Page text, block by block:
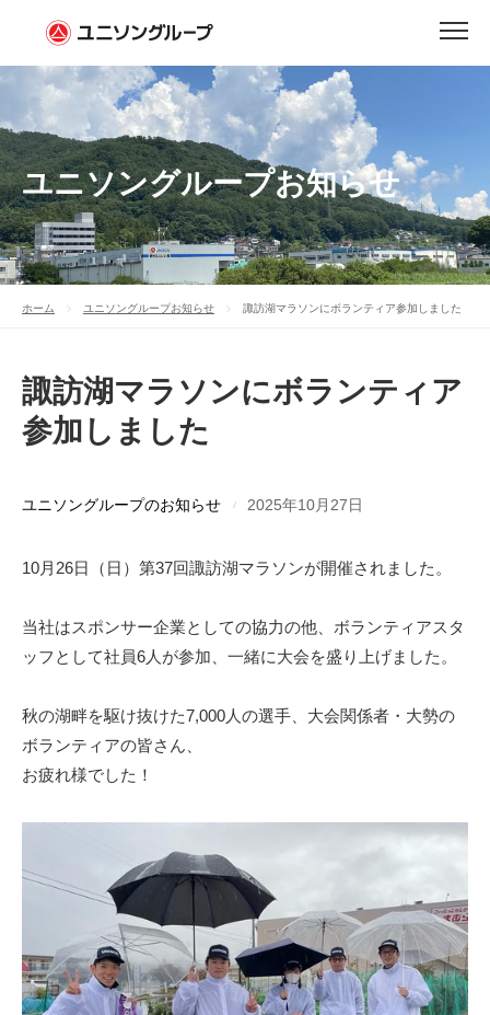
ユニソングループお知らせ
ホーム ユニソングループお知らせ 諏訪湖マラソンにボランティア参加しました
諏訪湖マラソンにボランティア
参加しました
ユニソングループのお知らせ 2025年10月27日
10月26日（日）第37回諏訪湖マラソンが開催されました。
当社はスポンサー企業としての協力の他、ボランティアスタ
ッフとして社員6人が参加、一緒に大会を盛り上げました。
秋の湖畔を駆け抜けた7,000人の選手、大会関係者・大勢の
ボランティアの皆さん、
お疲れ様でした！